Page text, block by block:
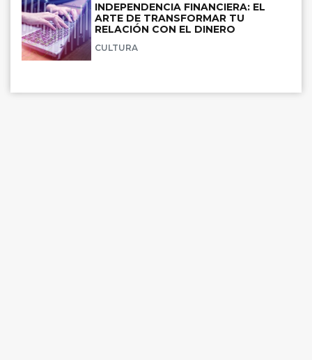
INDEPENDENCIA FINANCIERA: EL
ARTE DE TRANSFORMAR TU
RELACIÓN CON EL DINERO
CULTURA